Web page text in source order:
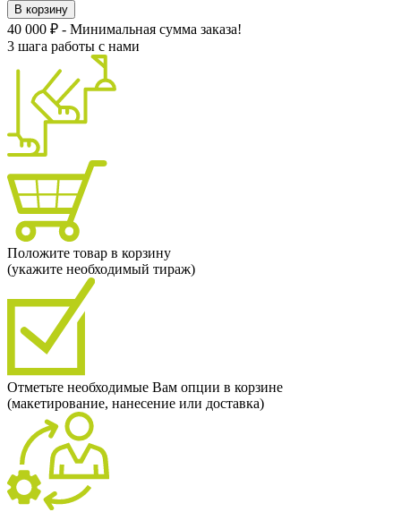
В корзину
40 000 ₽ - Минимальная сумма заказа!
3 шага работы с нами
Положите товар в корзину
(укажите необходимый тираж)
Отметьте необходимые Вам опции в корзине
(макетирование, нанесение или доставка)